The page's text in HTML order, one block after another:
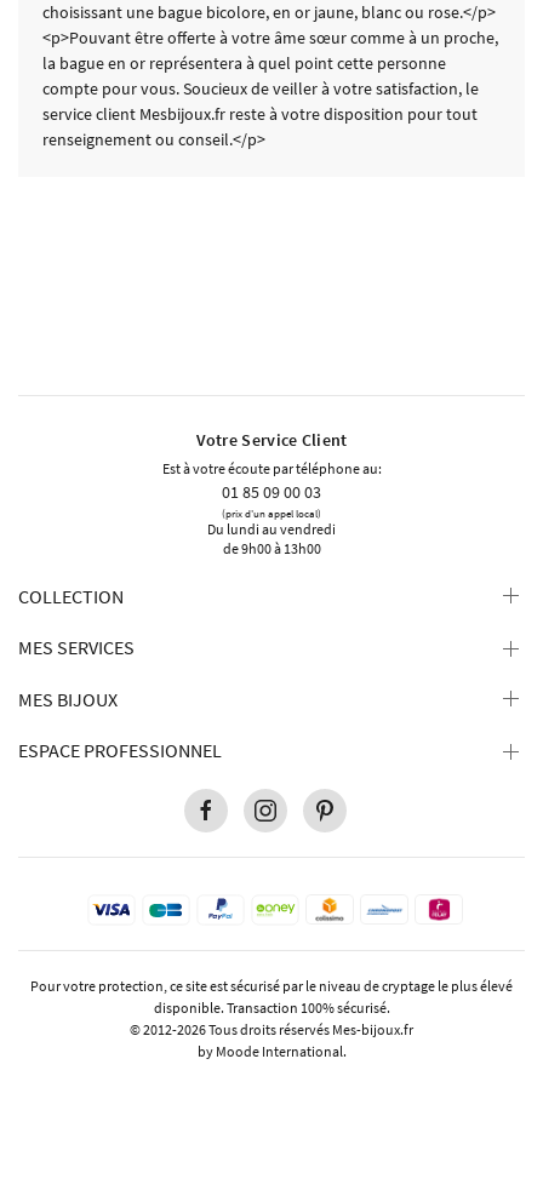
choisissant une bague bicolore, en or jaune, blanc ou rose.</p>
<p>Pouvant être offerte à votre âme sœur comme à un proche,
la bague en or représentera à quel point cette personne
compte pour vous. Soucieux de veiller à votre satisfaction, le
service client Mesbijoux.fr reste à votre disposition pour tout
renseignement ou conseil.</p>
Votre Service Client
Est à votre écoute par téléphone au:
01 85 09 00 03
(prix d'un appel local)
Du lundi au vendredi
de 9h00 à 13h00
COLLECTION
MES SERVICES
MES BIJOUX
ESPACE PROFESSIONNEL
Pour votre protection, ce site est sécurisé par le niveau de cryptage le plus élevé
disponible. Transaction 100% sécurisé.
© 2012-2026 Tous droits réservés Mes-bijoux.fr
by Moode International.